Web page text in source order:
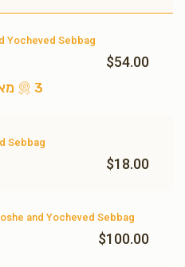
עלעקטעריק פאר א חודש
3 מאל ח"י
Yocheved Sebbag
$54.00
3 מאל ח"י
Sebbag
$18.00
and Yocheved Sebbag
$100.00